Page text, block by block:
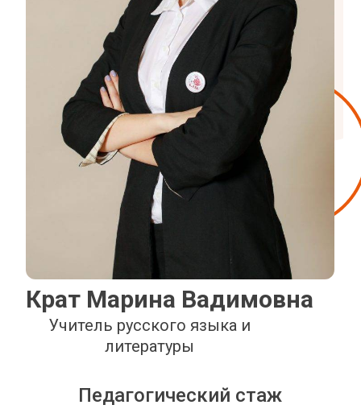
Крат Марина Вадимовна
Учитель русского языка и
литературы
Педагогический стаж